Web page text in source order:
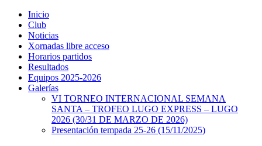
Inicio
Club
Noticias
Xornadas libre acceso
Horarios partidos
Resultados
Equipos 2025-2026
Galerías
VI TORNEO INTERNACIONAL SEMANA
SANTA – TROFEO LUGO EXPRESS – LUGO
2026 (30/31 DE MARZO DE 2026)
Presentación tempada 25-26 (15/11/2025)